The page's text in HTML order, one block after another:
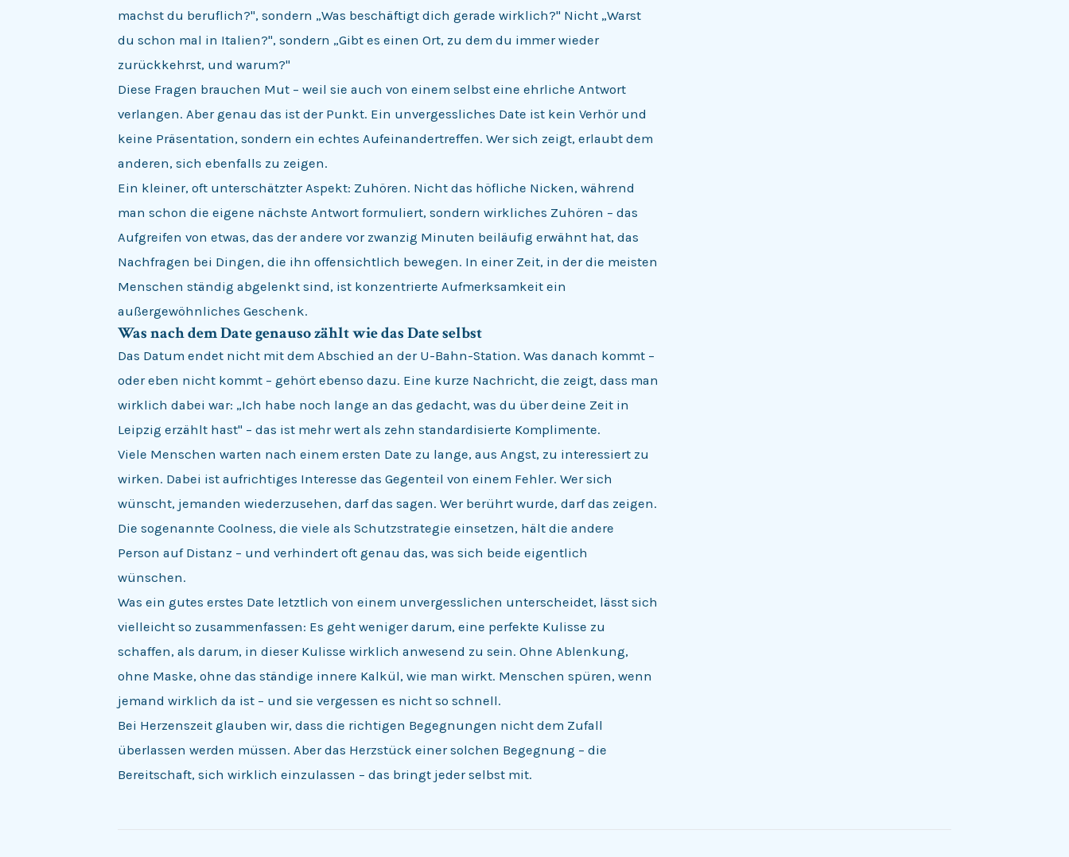
machst du beruflich?", sondern „Was beschäftigt dich gerade wirklich?" Nicht „Warst
du schon mal in Italien?", sondern „Gibt es einen Ort, zu dem du immer wieder
zurückkehrst, und warum?"
Diese Fragen brauchen Mut – weil sie auch von einem selbst eine ehrliche Antwort
verlangen. Aber genau das ist der Punkt. Ein unvergessliches Date ist kein Verhör und
keine Präsentation, sondern ein echtes Aufeinandertreffen. Wer sich zeigt, erlaubt dem
anderen, sich ebenfalls zu zeigen.
Ein kleiner, oft unterschätzter Aspekt: Zuhören. Nicht das höfliche Nicken, während
man schon die eigene nächste Antwort formuliert, sondern wirkliches Zuhören – das
Aufgreifen von etwas, das der andere vor zwanzig Minuten beiläufig erwähnt hat, das
Nachfragen bei Dingen, die ihn offensichtlich bewegen. In einer Zeit, in der die meisten
Menschen ständig abgelenkt sind, ist konzentrierte Aufmerksamkeit ein
außergewöhnliches Geschenk.
Was nach dem Date genauso zählt wie das Date selbst
Das Datum endet nicht mit dem Abschied an der U-Bahn-Station. Was danach kommt –
oder eben nicht kommt – gehört ebenso dazu. Eine kurze Nachricht, die zeigt, dass man
wirklich dabei war: „Ich habe noch lange an das gedacht, was du über deine Zeit in
Leipzig erzählt hast" – das ist mehr wert als zehn standardisierte Komplimente.
Viele Menschen warten nach einem ersten Date zu lange, aus Angst, zu interessiert zu
wirken. Dabei ist aufrichtiges Interesse das Gegenteil von einem Fehler. Wer sich
wünscht, jemanden wiederzusehen, darf das sagen. Wer berührt wurde, darf das zeigen.
Die sogenannte Coolness, die viele als Schutzstrategie einsetzen, hält die andere
Person auf Distanz – und verhindert oft genau das, was sich beide eigentlich
wünschen.
Was ein gutes erstes Date letztlich von einem unvergesslichen unterscheidet, lässt sich
vielleicht so zusammenfassen: Es geht weniger darum, eine perfekte Kulisse zu
schaffen, als darum, in dieser Kulisse wirklich anwesend zu sein. Ohne Ablenkung,
ohne Maske, ohne das ständige innere Kalkül, wie man wirkt. Menschen spüren, wenn
jemand wirklich da ist – und sie vergessen es nicht so schnell.
Bei Herzenszeit glauben wir, dass die richtigen Begegnungen nicht dem Zufall
überlassen werden müssen. Aber das Herzstück einer solchen Begegnung – die
Bereitschaft, sich wirklich einzulassen – das bringt jeder selbst mit.